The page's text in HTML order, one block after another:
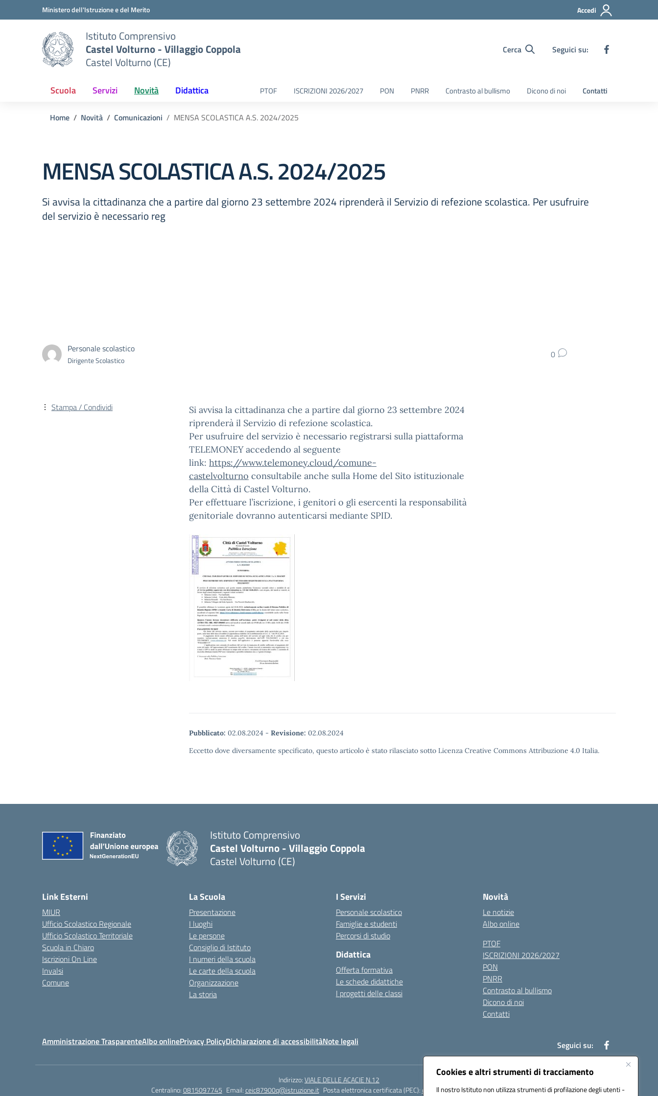
Cookies e altri strumenti di tracciamento
Il nostro Istituto non utilizza strumenti di profilazione degli utenti -
Vai ai contenuti
Vai al menu di navigazioneMinistero dell'Istruzione e del Merito Accedi
Istituto Comprensivo
Castel Volturno - Villaggio Coppola
Castel Volturno (CE)
Cerca Seguici su:
Scuola Servizi Novità Didattica PTOF ISCRIZIONI 2026/2027 PON PNRR Contrasto al bullismo Dicono di noi Contatti
Home Novità Comunicazioni MENSA SCOLASTICA A.S. 2024/2025
MENSA SCOLASTICA A.S. 2024/2025
Si avvisa la cittadinanza che a partire dal giorno 23 settembre 2024 riprenderà il Servizio di refezione scolastica. Per usufruire
del servizio è necessario reg
Personale scolastico
Dirigente Scolastico 0
Si avvisa la cittadinanza che a partire dal giorno 23 settembre 2024
riprenderà il Servizio di refezione scolastica.
Per usufruire del servizio è necessario registrarsi sulla piattaforma
TELEMONEY accedendo al seguente
link: https://www.telemoney.cloud/comune-
castelvolturno consultabile anche sulla Home del Sito istituzionale
della Città di Castel Volturno.
Per effettuare l’iscrizione, i genitori o gli esercenti la responsabilità
genitoriale dovranno autenticarsi mediante SPID.
Pubblicato: 02.08.2024 - Revisione: 02.08.2024
Eccetto dove diversamente specificato, questo articolo è stato rilasciato sotto Licenza Creative Commons Attribuzione 4.0 Italia.
Stampa / Condividi
Istituto Comprensivo
Castel Volturno - Villaggio Coppola
Castel Volturno (CE)
Link Esterni
MIUR
Ufficio Scolastico Regionale
Ufficio Scolastico Territoriale
Scuola in Chiaro
Iscrizioni On Line
Invalsi
Comune
La Scuola
Presentazione
I luoghi
Le persone
Consiglio di Istituto
I numeri della scuola
Le carte della scuola
Organizzazione
La storia
I Servizi
Personale scolastico
Famiglie e studenti
Percorsi di studio
Didattica
Offerta formativa
Le schede didattiche
I progetti delle classi
Novità
Le notizie
Albo online
PTOF
ISCRIZIONI 2026/2027
PON
PNRR
Contrasto al bullismo
Dicono di noi
Contatti
Amministrazione TrasparenteAlbo onlinePrivacy PolicyDichiarazione di accessibilitàNote legali Seguici su:
Indirizzo:VIALE DELLE ACACIE N.12
Centralino:0815097745 Email:ceic87900q@istruzione.it Posta elettronica certificata (PEC):ceic87900q@pec.istruzione.it